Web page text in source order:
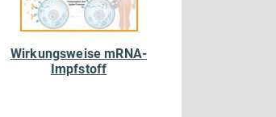
Wirkungsweise mRNA-
Impfstoff